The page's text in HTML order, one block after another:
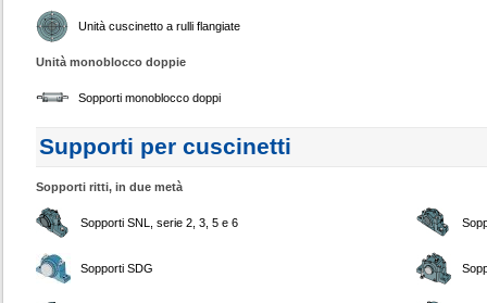
Unità cuscinetto a rulli flangiate
Unità monoblocco doppie
Sopporti monoblocco doppi
Supporti per cuscinetti
Sopporti ritti, in due metà
Sopporti SNL, serie 2, 3, 5 e 6
Sopporti SDG